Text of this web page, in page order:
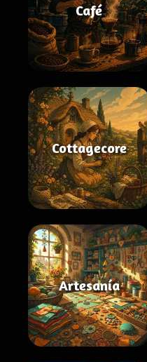
Café
Cottagecore
Artesanía